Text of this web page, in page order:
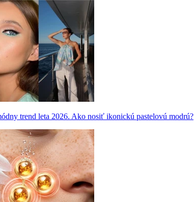
trend leta 2026. Ako nosiť ikonickú pastelovú modrú?